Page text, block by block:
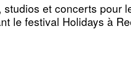
studios et concerts pour
le festival Holidays à